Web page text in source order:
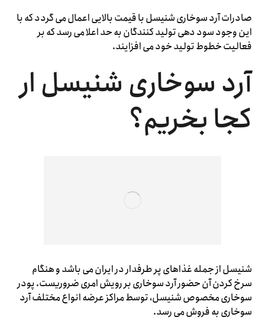
صادرات آرد سوخاری شنیسل با قیمت بالایی اعمال می گردد که با
این وجود سود دهی تولید کنندگان به حد اعلا می رسد که بر
فعالیت خطوط تولید خود می افزایند.
آرد سوخاری شنیسل ار
کجا بخریم؟
شنیسل از جمله غذاهای پر طرفدار در ایران می باشد و هنگام
سرخ کردن آن حضور آرد سوخاری بر رویش امری ضروریست. پودر
سوخاری مخصوص شنیسل، توسط مراکز عرضه انواع مختلف آرد
سوخاری به فروش می رسد.